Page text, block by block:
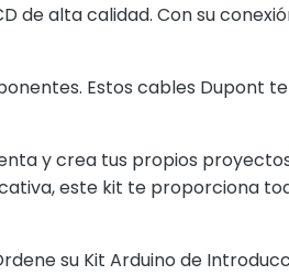
de alta calidad. Con su
Estos cables Dupont
y crea tus propios
este kit te proporciona
su Kit Arduino de